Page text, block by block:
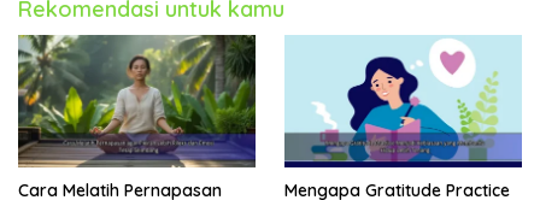
Rekomendasi untuk kamu
Cara Melatih Pernapasan Mengapa Gratitude Practice